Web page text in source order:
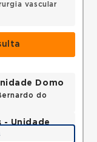
vascular
Domo
do
- Unidade